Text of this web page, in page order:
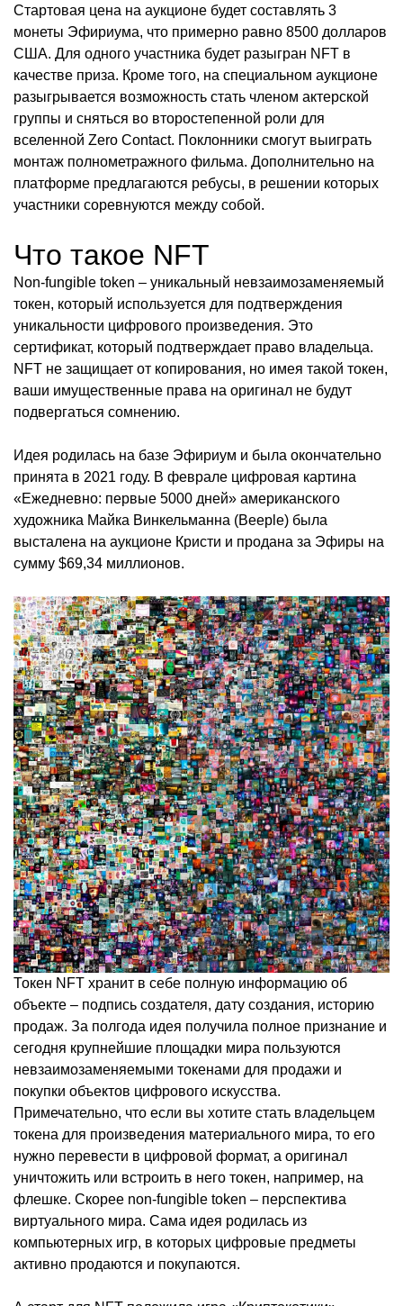
Стартовая цена на аукционе будет составлять 3
монеты Эфириума, что примерно равно 8500 долларов
США. Для одного участника будет разыгран NFT в
качестве приза. Кроме того, на специальном аукционе
разыгрывается возможность стать членом актерской
группы и сняться во второстепенной роли для
вселенной Zero Contact. Поклонники смогут выиграть
монтаж полнометражного фильма. Дополнительно на
платформе предлагаются ребусы, в решении которых
участники соревнуются между собой.
Что такое NFT
Non-fungible token – уникальный невзаимозаменяемый
токен, который используется для подтверждения
уникальности цифрового произведения. Это
сертификат, который подтверждает право владельца.
NFT не защищает от копирования, но имея такой токен,
ваши имущественные права на оригинал не будут
подвергаться сомнению.
Идея родилась на базе Эфириум и была окончательно
принята в 2021 году. В феврале цифровая картина
«Ежедневно: первые 5000 дней» американского
художника Майка Винкельманна (Beeple) была
высталена на аукционе Кристи и продана за Эфиры на
сумму $69,34 миллионов.
Токен NFT хранит в себе полную информацию об
объекте – подпись создателя, дату создания, историю
продаж. За полгода идея получила полное признание и
сегодня крупнейшие площадки мира пользуются
невзаимозаменяемыми токенами для продажи и
покупки объектов цифрового искусства.
Примечательно, что если вы хотите стать владельцем
токена для произведения материального мира, то его
нужно перевести в цифровой формат, а оригинал
уничтожить или встроить в него токен, например, на
флешке. Скорее non-fungible token – перспектива
виртуального мира. Сама идея родилась из
компьютерных игр, в которых цифровые предметы
активно продаются и покупаются.